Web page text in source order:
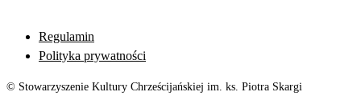
Regulamin
Polityka prywatności
© Stowarzyszenie Kultury Chrześcijańskiej im. ks. Piotra Skargi